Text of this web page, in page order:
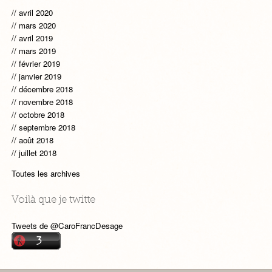
avril 2020
mars 2020
avril 2019
mars 2019
février 2019
janvier 2019
décembre 2018
novembre 2018
octobre 2018
septembre 2018
août 2018
juillet 2018
Toutes les archives
Voilà que je twitte
Tweets de @CaroFrancDesage